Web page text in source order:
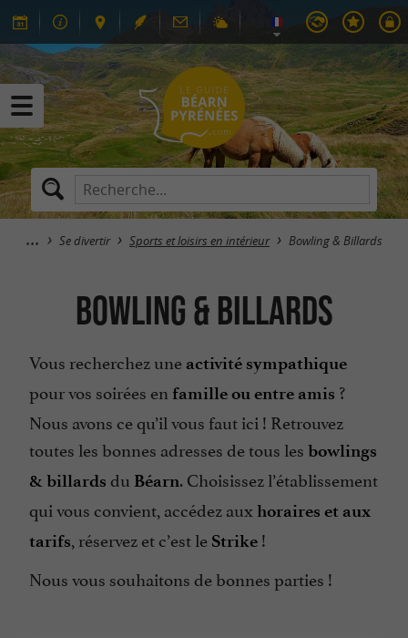
Se divertir Sports et loisirs en intérieur Bowling & Billards
Bowling & Billards
Vous recherchez une activité sympathique
pour vos soirées en famille ou entre amis ?
Nous avons ce qu’il vous faut ici ! Retrouvez
toutes les bonnes adresses de tous les bowlings
& billards du Béarn. Choisissez l’établissement
qui vous convient, accédez aux horaires et aux
tarifs, réservez et c’est le Strike !
Nous vous souhaitons de bonnes parties !